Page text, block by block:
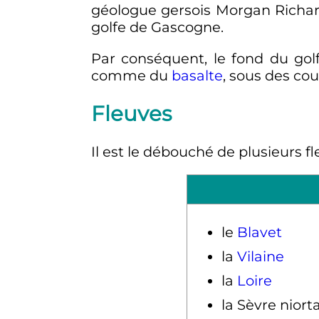
géologue gersois Morgan
golfe de Gascogne.
Par conséquent, le fond du
comme du basalte, sous des
Fleuves
Il est le débouché de plusieurs
le Blavet
la Vilaine
la Loire
la Sèvre